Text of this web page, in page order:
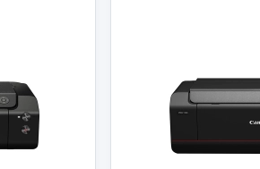
Vassoio superiore
Carta comune: da 64 a
Carta originale Canon
Alimentazione manuale
Carta originale Canon